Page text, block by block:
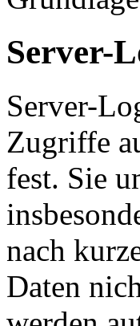
Server-
Server-
Zugriffe
fest. Sie
nach
Daten